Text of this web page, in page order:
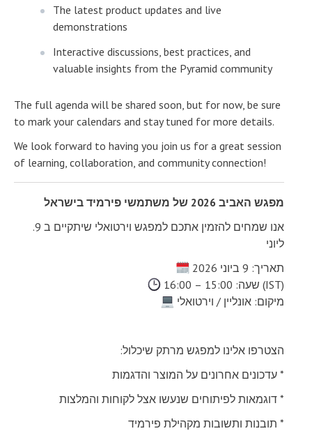
The latest product updates and live
demonstrations
Interactive discussions, best practices, and
valuable insights from the Pyramid community
The full agenda will be shared soon, but for now, be sure
to mark your calendars and stay tuned for more details.
We look forward to having you join us for a great session
of learning, collaboration, and community connection!
מפגש האביב 2026 של משתמשי פירמיד בישראל
.אנו שמחים להזמין אתכם למפגש וירטואלי שיתקיים ב 9
ליוני
תאריך: 9 ביוני 2026
שעה: 15:00 – 16:00 (IST)
מיקום: אונליין / וירטואלי
:הצטרפו אלינו למפגש מרתק שיכלול
עדכונים אחרונים על המוצר והדגמות *
דוגמאות לפיתוחים שנעשו אצל לקוחות והמלצות *
תובנות ותשובות מקהילת פירמיד *